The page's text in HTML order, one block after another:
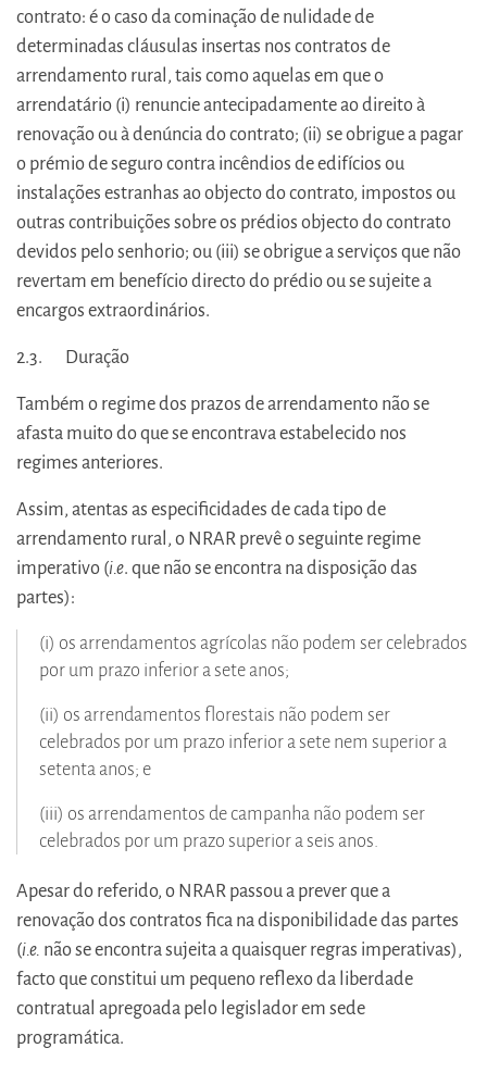
contrato: é o caso da cominação de nulidade de
determinadas cláusulas insertas nos contratos de
arrendamento rural, tais como aquelas em que o
arrendatário (i) renuncie antecipadamente ao direito à
renovação ou à denúncia do contrato; (ii) se obrigue a pagar
o prémio de seguro contra incêndios de edifícios ou
instalações estranhas ao objecto do contrato, impostos ou
outras contribuições sobre os prédios objecto do contrato
devidos pelo senhorio; ou (iii) se obrigue a serviços que não
revertam em benefício directo do prédio ou se sujeite a
encargos extraordinários.
2.3. Duração
Também o regime dos prazos de arrendamento não se
afasta muito do que se encontrava estabelecido nos
regimes anteriores.
Assim, atentas as especificidades de cada tipo de
arrendamento rural, o NRAR prevê o seguinte regime
imperativo (i.e. que não se encontra na disposição das
partes):
(i) os arrendamentos agrícolas não podem ser celebrados
por um prazo inferior a sete anos;
(ii) os arrendamentos florestais não podem ser
celebrados por um prazo inferior a sete nem superior a
setenta anos; e
(iii) os arrendamentos de campanha não podem ser
celebrados por um prazo superior a seis anos.
Apesar do referido, o NRAR passou a prever que a
renovação dos contratos fica na disponibilidade das partes
(i.e. não se encontra sujeita a quaisquer regras imperativas),
facto que constitui um pequeno reflexo da liberdade
contratual apregoada pelo legislador em sede
programática.